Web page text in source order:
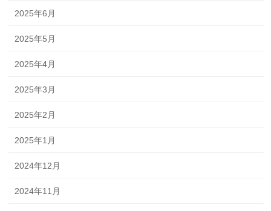
2025年6月
2025年5月
2025年4月
2025年3月
2025年2月
2025年1月
2024年12月
2024年11月